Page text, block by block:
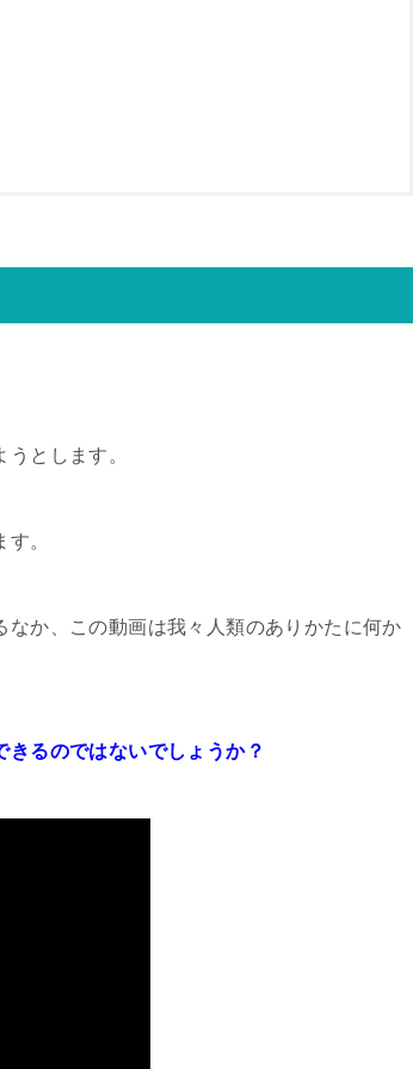
とします。
。
か、この動画は我々人類のありかたに何か
きるのではないでしょうか？